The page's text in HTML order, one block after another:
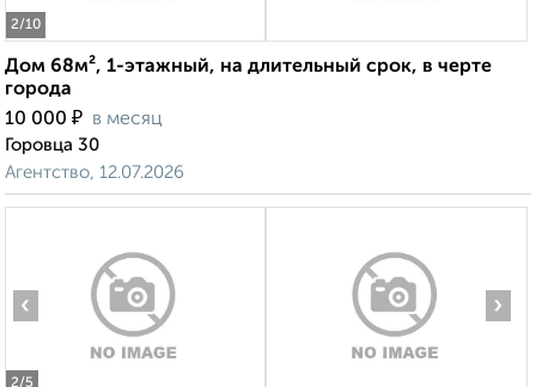
2/10
Дом 68м², 1-этажный, на длительный срок, в черте
города
10 000 ₽ в месяц
Горовца 30
Агентство, 12.07.2026
2/5
‹ ›